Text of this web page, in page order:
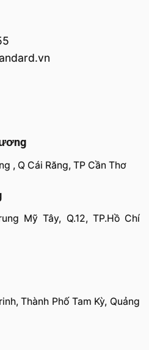
, Q Cái Răng, TP Cần Thơ
Mỹ Tây, Q.12, TP.Hồ Chí
Thành Phố Tam Kỳ, Quảng